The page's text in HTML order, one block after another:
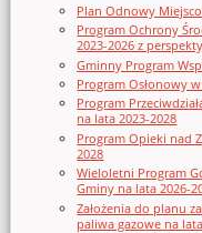
Plan Odnowy
Program Ochrony
2023-2026 z
Gminny Program
Program Osłonowy
Program
na lata 2023-2028
Program Opieki nad
2028
Wieloletni Program
Gminy na lata 2026-
Założenia do planu
paliwa gazowe na